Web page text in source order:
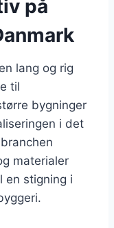
på
lang og rig
til
bygninger
i det
materialer
en stigning i